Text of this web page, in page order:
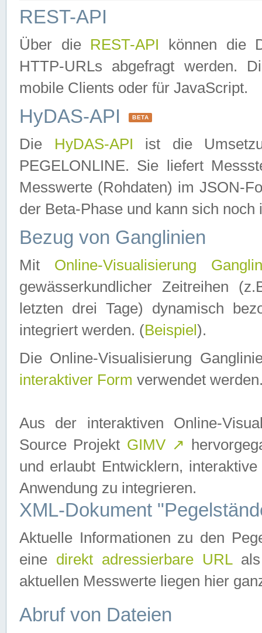
REST-API
Über die REST-API können die
HTTP-URLs abgefragt werden.
mobile Clients oder für JavaScript.
HyDAS-API BETA
Die HyDAS-API ist die
PEGELONLINE. Sie liefert
Messwerte (Rohdaten) im JSON-
der Beta-Phase und kann sich noch
Bezug von Ganglinien
Mit Online-Visualisierung
gewässerkundlicher Zeitreihen
letzten drei Tage) dynamisch
integriert werden. (Beispiel ).
Die Online-Visualisierung
interaktiver Form verwendet
Aus der interaktiven Online-
Source Projekt GIMV ↗
und erlaubt Entwicklern,
Anwendung zu integrieren.
XML-Dokument
Aktuelle Informationen zu den
eine direkt adressierbare URLals
aktuellen Messwerte liegen hier
Abruf von Dateien